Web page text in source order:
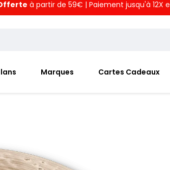
à partir de 59€ | Paiement jusqu'à 12X
Marques Cartes Cadeaux